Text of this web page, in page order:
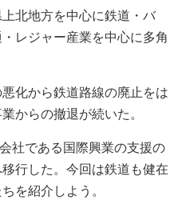
北地方を中心に鉄道・バ
レジャー産業を中心に多角
化から鉄道路線の廃止をは
からの撤退が続いた。
社である国際興業の支援の
行した。今回は鉄道も健在
を紹介しよう。